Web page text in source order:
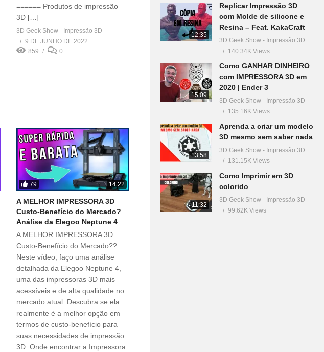
====== Produtos de impressão
3D […]
3D Geek Show - Impressão 3D
9 DE JUNHO DE 2022
859
0
79 14:22
A MELHOR IMPRESSORA 3D
Custo-Benefício do Mercado?
Análise da Elegoo Neptune 4
A MELHOR IMPRESSORA 3D
Custo-Benefício do Mercado??
Neste vídeo, faço uma análise
detalhada da Elegoo Neptune 4,
uma das impressoras 3D mais
acessíveis e de alta qualidade no
mercado atual. Descubra se ela
realmente é a melhor opção em
termos de custo-benefício para
suas necessidades de impressão
3D. Onde encontrar a Impressora
12:35
Replicar Impressão 3D
com Molde de silicone e
Resina – Feat. KakaCraft
3D Geek Show - Impressão 3D
140.34K Views
15:09
Como GANHAR DINHEIRO
com IMPRESSORA 3D em
2020 | Ender 3
3D Geek Show - Impressão 3D
135.16K Views
13:58
Aprenda a criar um modelo
3D mesmo sem saber nada
3D Geek Show - Impressão 3D
131.15K Views
11:32
Como Imprimir em 3D
colorido
3D Geek Show - Impressão 3D
99.62K Views